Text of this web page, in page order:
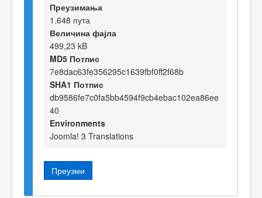
Преузимања
1.648 пута
Величина фајла
499,23 kB
MD5 Потпис
7e8dac63fe356295c1639fbf0ff2f68b
SHA1 Потпис
db9586fe7c0fa5bb4594f9cb4ebac102ea86ee
40
Environments
Joomla! 3 Translations
Преузми